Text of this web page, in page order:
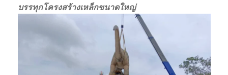
บรรทุกโครงสร้างเหล็กขนาดใหญ่